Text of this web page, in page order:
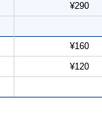
¥290
¥160
¥120